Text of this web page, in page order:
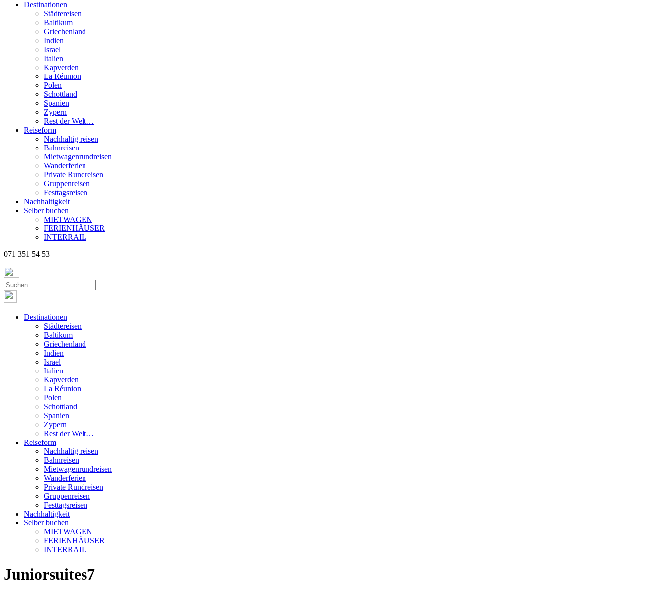
Destinationen
Städtereisen
Baltikum
Griechenland
Indien
Israel
Italien
Kapverden
La Réunion
Polen
Schottland
Spanien
Zypern
Rest der Welt…
Reiseform
Nachhaltig reisen
Bahnreisen
Mietwagenrundreisen
Wanderferien
Private Rundreisen
Gruppenreisen
Festtagsreisen
Nachhaltigkeit
Selber buchen
MIETWAGEN
FERIENHÄUSER
INTERRAIL
071 351 54 53
Destinationen
Städtereisen
Baltikum
Griechenland
Indien
Israel
Italien
Kapverden
La Réunion
Polen
Schottland
Spanien
Zypern
Rest der Welt…
Reiseform
Nachhaltig reisen
Bahnreisen
Mietwagenrundreisen
Wanderferien
Private Rundreisen
Gruppenreisen
Festtagsreisen
Nachhaltigkeit
Selber buchen
MIETWAGEN
FERIENHÄUSER
INTERRAIL
Juniorsuites7